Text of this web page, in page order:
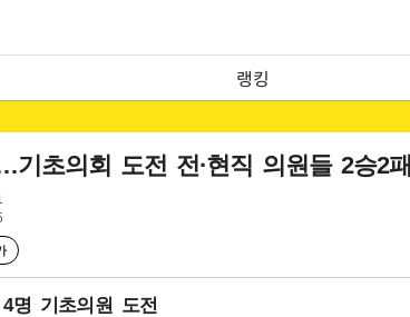
랭킹
기초의회 도전 전·현직 의원들 2승2패
명 기초의원 도전